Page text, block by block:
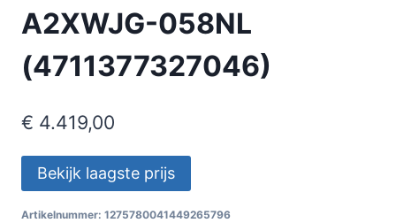
A2XWJG-058NL
(4711377327046)
€ 4.419,00
Bekijk laagste prijs
Artikelnummer: 1275780041449265796